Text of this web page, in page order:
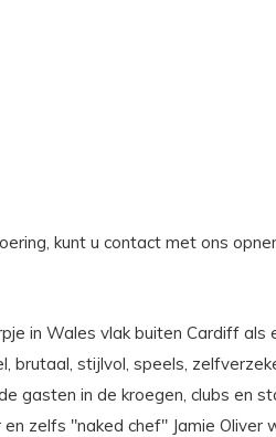
kunt u contact met ons
in Wales vlak buiten Cardiff
brutaal, stijlvol, speels,
gasten in de kroegen, clubs en
zelfs "naked chef" Jamie